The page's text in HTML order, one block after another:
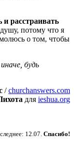
и расстраивать
потому что я
о том, чтобы
будь
/churchanswers.com
для ieshua.org
12.07. Спасибо!